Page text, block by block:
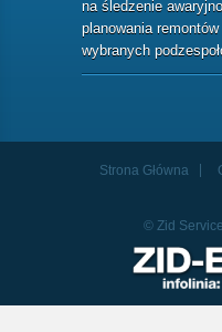
na śledzenie
planowania
wybranych
Strona Główna
© Zid